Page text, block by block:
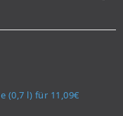
(0,7 l) für 11,09€